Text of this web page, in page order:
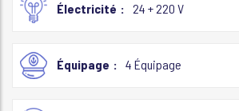
Électricité 24 + 220 V
Équipage 4 Équipage